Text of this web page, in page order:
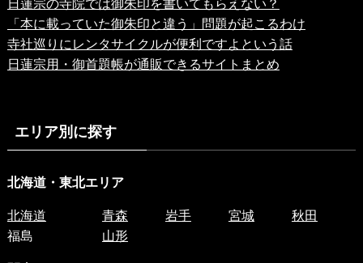
日蓮宗の寺院では御朱印を書いてもらえない？
「本に載っていた御朱印と違う」問題が起こるわけ
寺社巡りにレンタサイクルが便利ですよという話
日蓮宗用・御首題帳が通販できるサイトまとめ
エリア別に探す
北海道・東北エリア
北海道 青森 岩手 宮城
秋田
福島
山形